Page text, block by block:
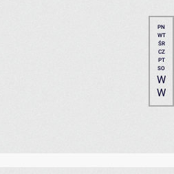
PN
WT
ŚR
CZ
PT
SO
W
W